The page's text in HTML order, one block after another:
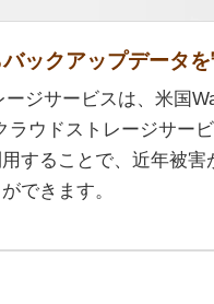
ックアップデータ
ジサービスは、米国
ラウドストレージサー
することで、近年被
できます。